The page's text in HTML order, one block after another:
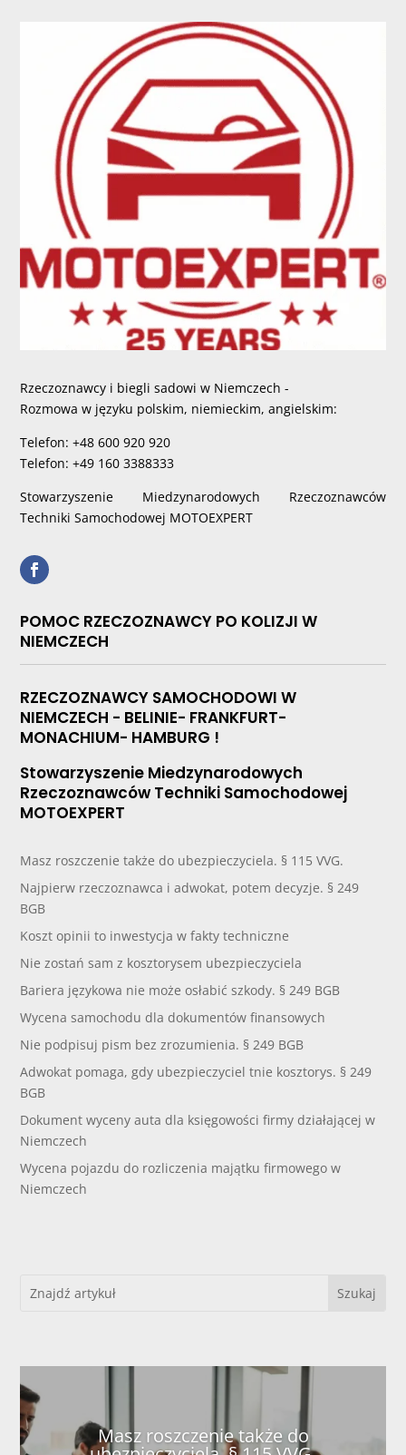
Rzeczoznawcy i biegli sadowi w Niemczech -
Rozmowa w języku polskim, niemieckim, angielskim:
Telefon: +48 600 920 920
Telefon: +49 160 3388333
Stowarzyszenie Miedzynarodowych Rzeczoznawców
Techniki Samochodowej MOTOEXPERT
POMOC RZECZOZNAWCY PO KOLIZJI W
NIEMCZECH
RZECZOZNAWCY SAMOCHODOWI W
NIEMCZECH - BELINIE- FRANKFURT-
MONACHIUM- HAMBURG !
Stowarzyszenie Miedzynarodowych
Rzeczoznawców Techniki Samochodowej
MOTOEXPERT
Masz roszczenie także do ubezpieczyciela. § 115 VVG.
Najpierw rzeczoznawca i adwokat, potem decyzje. § 249
BGB
Koszt opinii to inwestycja w fakty techniczne
Nie zostań sam z kosztorysem ubezpieczyciela
Bariera językowa nie może osłabić szkody. § 249 BGB
Wycena samochodu dla dokumentów finansowych
Nie podpisuj pism bez zrozumienia. § 249 BGB
Adwokat pomaga, gdy ubezpieczyciel tnie kosztorys. § 249
BGB
Dokument wyceny auta dla księgowości firmy działającej w
Niemczech
Wycena pojazdu do rozliczenia majątku firmowego w
Niemczech
Masz roszczenie także do